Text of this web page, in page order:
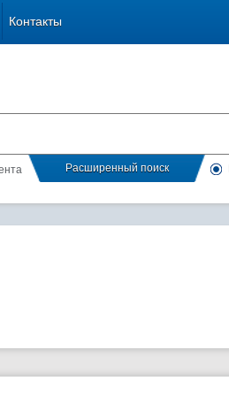
Контакты
Расширенный поиск